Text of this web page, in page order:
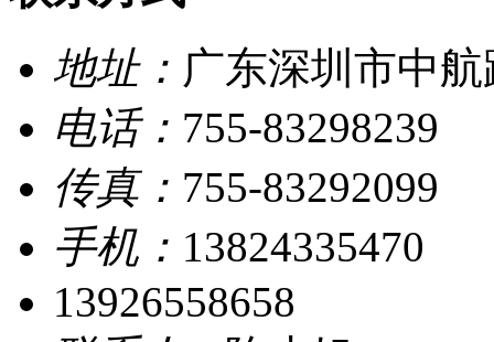
地址： 广东深圳市中
电话： 755-83298239
传真： 755-83292099
手机： 13824335470
13926558658